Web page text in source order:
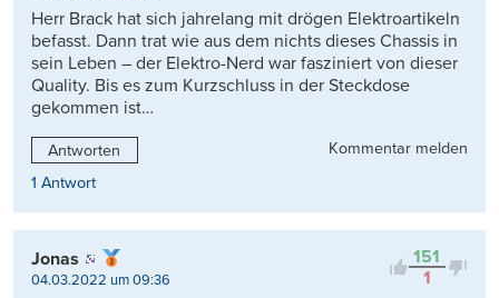
Herr Brack hat sich jahrelang mit drögen Elektroartikeln
befasst. Dann trat wie aus dem nichts dieses Chassis in
sein Leben – der Elektro-Nerd war fasziniert von dieser
Quality. Bis es zum Kurzschluss in der Steckdose
gekommen ist…
Antworten
Kommentar melden
1 Antwort
151
1
Jonas
04.03.2022 um 09:36